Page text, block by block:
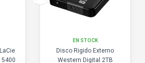
5400
EN STOCK
Disco Rigido Externo
Western Digital 2TB